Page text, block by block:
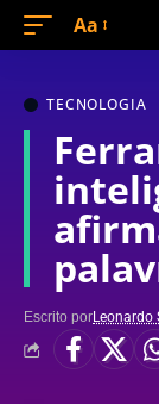
Aa
TECNOLOGIA
Escrito porLeonardo